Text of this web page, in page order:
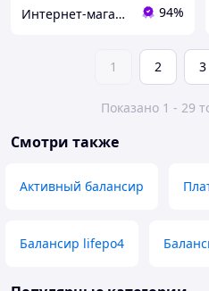
Интернет-магазин Фотограф 94%
1 2 3
Показано 1 - 29
Смотри также
Активный балансир
Балансир lifepo4